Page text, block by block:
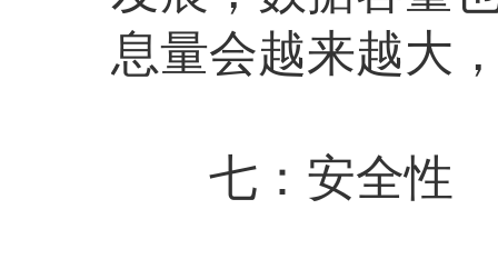
息量会越来越大
七：安全性